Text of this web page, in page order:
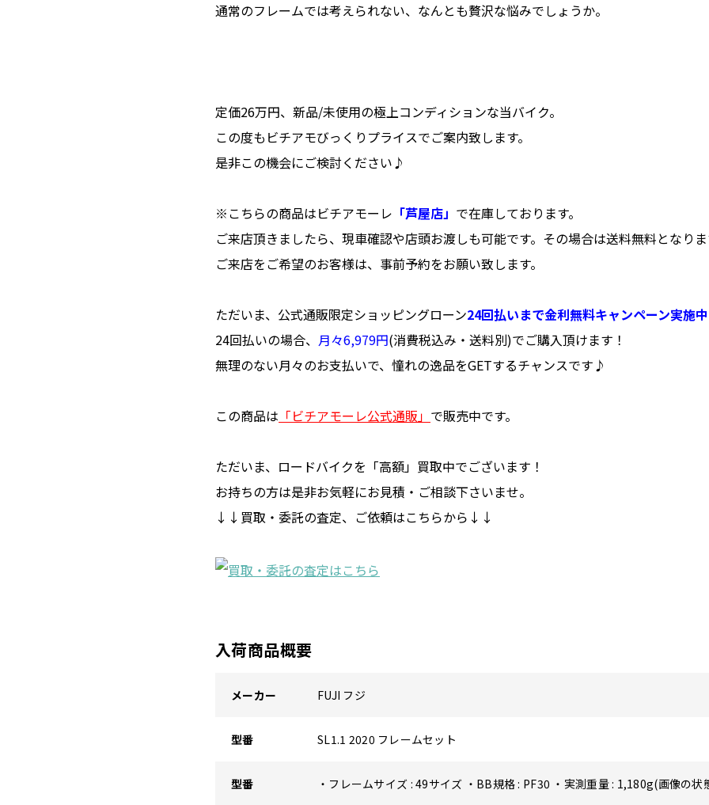
通常のフレームでは考えられない、なんとも贅沢な悩みでしょうか。
定価26万円、新品/未使用の極上コンディションな当バイク。
この度もビチアモびっくりプライスでご案内致します。
是非この機会にご検討ください♪
※こちらの商品はビチアモーレ 「芦屋店」 で在庫しております。
ご来店頂きましたら、現車確認や店頭お渡しも可能です。その場合は送料無料となり
ご来店をご希望のお客様は、事前予約をお願い致します。
ただいま、公式通販限定ショッピングローン24回払いまで金利無料キャンペーン実施
24回払いの場合、 月々6,979円(消費税込み・送料別)でご購入頂けます！
無理のない月々のお支払いで、憧れの逸品をGETするチャンスです♪
この商品は 「ビチアモーレ公式通販」 で販売中です。
ただいま、ロードバイクを「高額」買取中でございます！
お持ちの方は是非お気軽にお見積・ご相談下さいませ。
↓↓買取・委託の査定、ご依頼はこちらから↓↓
入荷商品概要
メーカー FUJI フジ
型番 SL1.1 2020 フレームセット
型番 ・フレームサイズ : 49サイズ ・BB規格 : PF30 ・実測重量 : 1,180g(画像の状